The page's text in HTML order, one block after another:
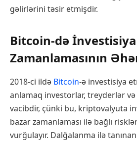
gəlirlərini təsir etmişdir.
Bitcoin-də İnvestisiya
Zamanlamasının
2018-ci ildə Bitcoin-ə investisiya
anlamaq investorlar, treyderlər
vacibdir, çünki bu, kriptovalyuta
bazar zamanlaması ilə bağlı
vurğulayır. Dalğalanma ilə